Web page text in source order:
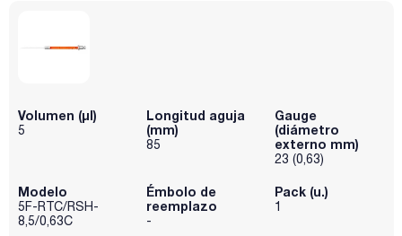
Volumen (µl)
5
Longitud aguja
(mm)
85
Gauge
(diámetro
externo mm)
23 (0,63)
Modelo
5F-RTC/RSH-
8,5/0,63C
Émbolo de
reemplazo
-
Pack (u.)
1